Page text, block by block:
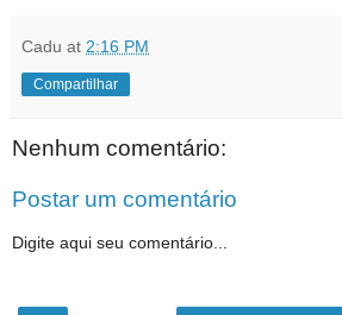
Cadu at 2:16 PM
Compartilhar
Nenhum comentário:
Postar um comentário
Digite aqui seu comentário...